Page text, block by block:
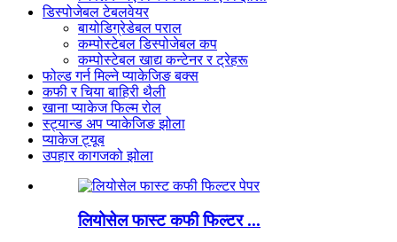
डिस्पोजेबल टेबलवेयर
बायोडिग्रेडेबल पराल
कम्पोस्टेबल डिस्पोजेबल कप
कम्पोस्टेबल खाद्य कन्टेनर र ट्रेहरू
फोल्ड गर्न मिल्ने प्याकेजिङ बक्स
कफी र चिया बाहिरी थैली
खाना प्याकेज फिल्म रोल
स्ट्यान्ड अप प्याकेजिङ झोला
प्याकेज ट्यूब
उपहार कागजको झोला
लियोसेल फास्ट कफी फिल्टर ...